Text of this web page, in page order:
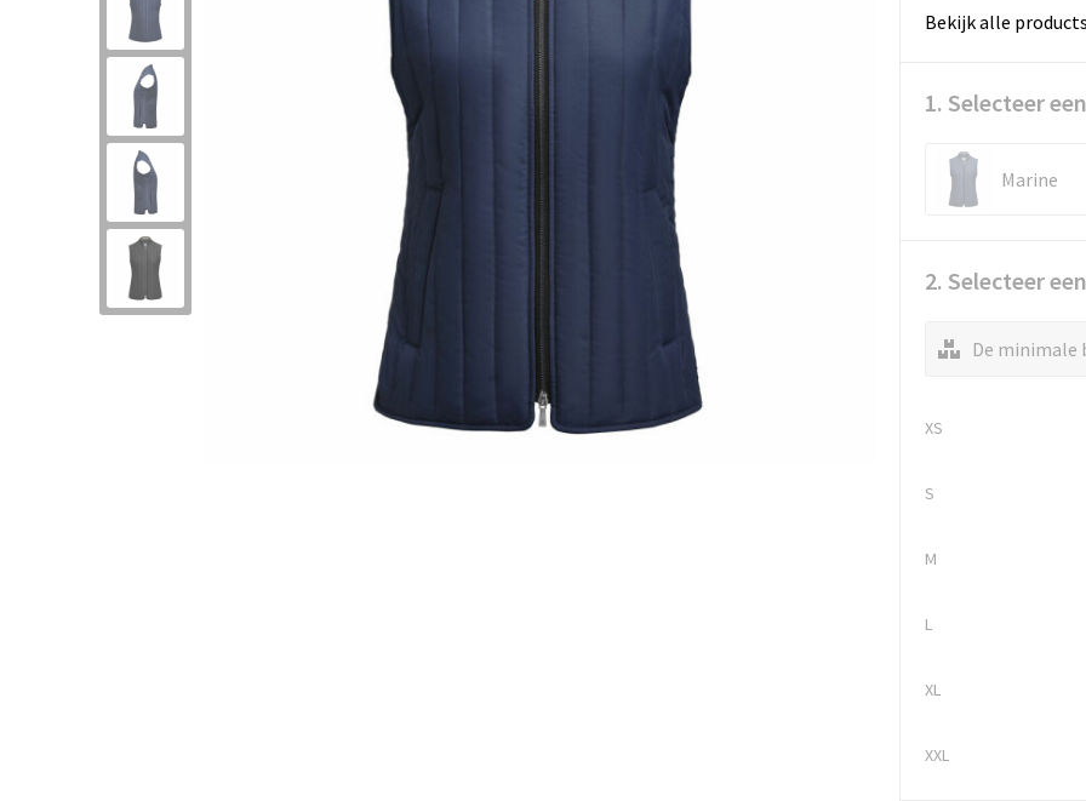
Bekijk alle
1. Selecteer
Marine
2. Selecteer
De minimale
XS
S
M
L
XL
XXL